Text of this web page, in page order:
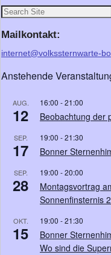
Mailkontakt:
internet@volkssternwarte-
Anstehende
AUG.
12
16:00 -21:00
Beobachtung der
SEP.
17
19:00 -21:30
Bonner
SEP.
28
19:00 -20:00
Montagsvortrag
Sonnenfinsternis
OKT.
15
19:00 -21:30
Bonner
Wo sind die